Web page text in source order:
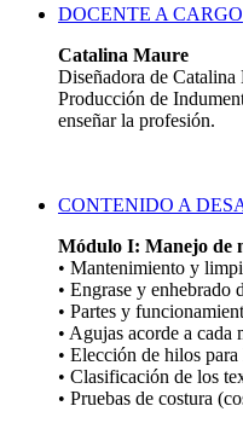
DOCENTE A CARGO
Catalina Maure
Diseñadora de
Producción de
enseñar la profesión.
CONTENIDO A
Módulo I: Manejo de
• Mantenimiento y
• Engrase y enhebrado
• Partes y
• Agujas acorde a cada
• Elección de hilos
• Clasificación de los
• Pruebas de costura